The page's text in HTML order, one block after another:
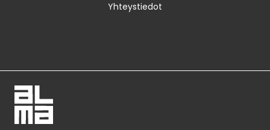
Yhteystiedot